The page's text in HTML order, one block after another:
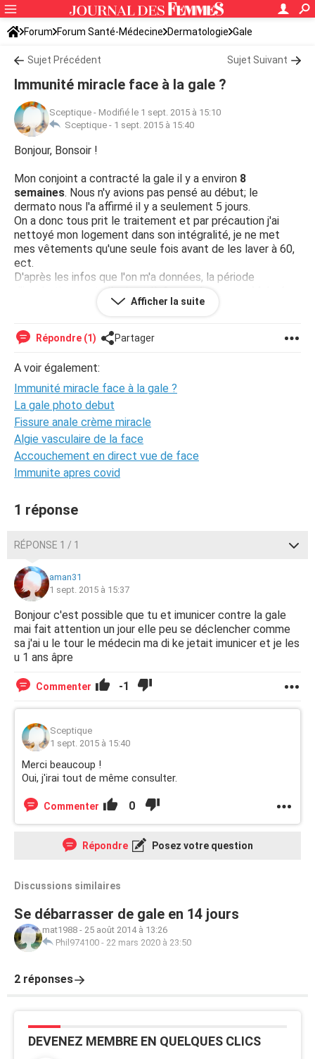
Forum Forum Santé-Médecine Dermatologie Gale
Sujet Précédent Sujet Suivant
Immunité miracle face à la gale ?
Sceptique - Modifié le 1 sept. 2015 à 15:10
Sceptique - 1 sept. 2015 à 15:40
Bonjour, Bonsoir !
Mon conjoint a contracté la gale il y a environ 8
semaines. Nous n'y avions pas pensé au début; le
dermato nous l'a affirmé il y a seulement 5 jours.
On a donc tous prit le traitement et par précaution j'ai
nettoyé mon logement dans son intégralité, je ne met
mes vêtements qu'une seule fois avant de les laver à 60,
ect.
D'après les infos que l'on m'a données, la période
d'incubation peut aller jusqu'à
6 semaines max
forte exposition(vivre plusieurs jours sous le même
sillons, démangeaisons...) !
Une amie a vécu la même chose il y a longtemps et rien
n'est apparu chez elle, jamais. Serait-il possible d'être
immunisé ?!
Merci d'avance.
Afficher la suite
Répondre (1) Partager
A voir également:
Immunité miracle face à la gale ?
La gale photo debut
Fissure anale crème miracle
Algie vasculaire de la face
Accouchement en direct vue de face
Immunite apres covid
1 réponse
RÉPONSE 1 / 1
aman31
1 sept. 2015 à 15:37
Bonjour c'est possible que tu et imunicer contre la gale
mai fait attention un jour elle peu se déclencher comme
sa j'ai u le tour le médecin ma di ke jetait imunicer et je les
u 1 ans âpre
Commenter -1
Sceptique
1 sept. 2015 à 15:40
Merci beaucoup !
Oui, j'irai tout de même consulter.
Commenter 0
Répondre Posez votre question
Discussions similaires
Se débarrasser de gale en 14 jours
mat1988 - 25 août 2014 à 13:26
Phil974100 - 22 mars 2020 à 23:50
2 réponses
DEVENEZ MEMBRE EN QUELQUES CLICS